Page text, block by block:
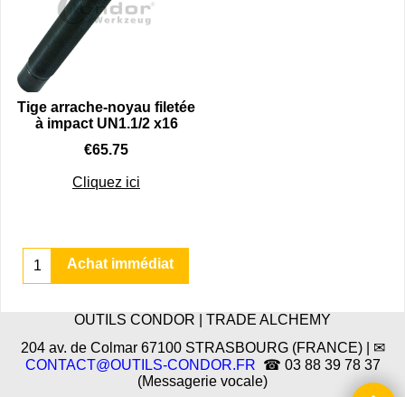
Tige arrache-noyau filetée
à impact UN1.1/2 x16
€65.75
Cliquez ici
Achat immédiat
OUTILS CONDOR | TRADE ALCHEMY
204 av. de Colmar 67100 STRASBOURG (FRANCE) | ✉
CONTACT@OUTILS-CONDOR.FR ☎ 03 88 39 78 37
(Messagerie vocale)